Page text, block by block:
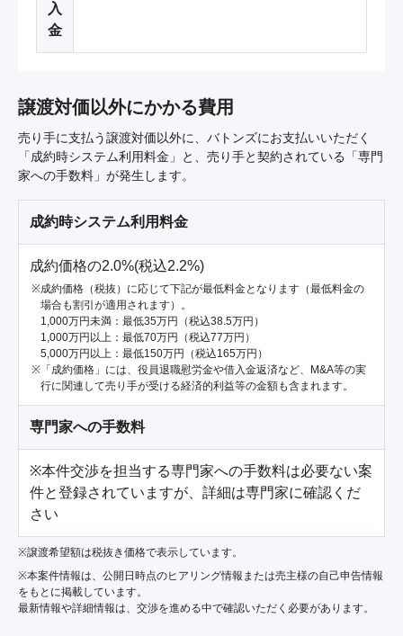
入
金
譲渡対価以外にかかる費用
売り手に支払う譲渡対価以外に、バトンズにお支払いいただく
「成約時システム利用料金」と、売り手と契約されている「専門
家への手数料」が発生します。
成約時システム利用料金
成約価格の2.0%(税込2.2%)
成約価格（税抜）に応じて下記が最低料金となります（最低料金の
場合も割引が適用されます）。
1,000万円未満：最低35万円（税込38.5万円）
1,000万円以上：最低70万円（税込77万円）
5,000万円以上：最低150万円（税込165万円）
「成約価格」には、役員退職慰労金や借入金返済など、M&A等の実
行に関連して売り手が受ける経済的利益等の金額も含まれます。
専門家への手数料
※本件交渉を担当する専門家への手数料は必要ない案
件と登録されていますが、詳細は専門家に確認くだ
さい
※譲渡希望額は税抜き価格で表示しています。
※本案件情報は、公開日時点のヒアリング情報または売主様の自己申告情報
をもとに掲載しています。
最新情報や詳細情報は、交渉を進める中で確認いただく必要があります。